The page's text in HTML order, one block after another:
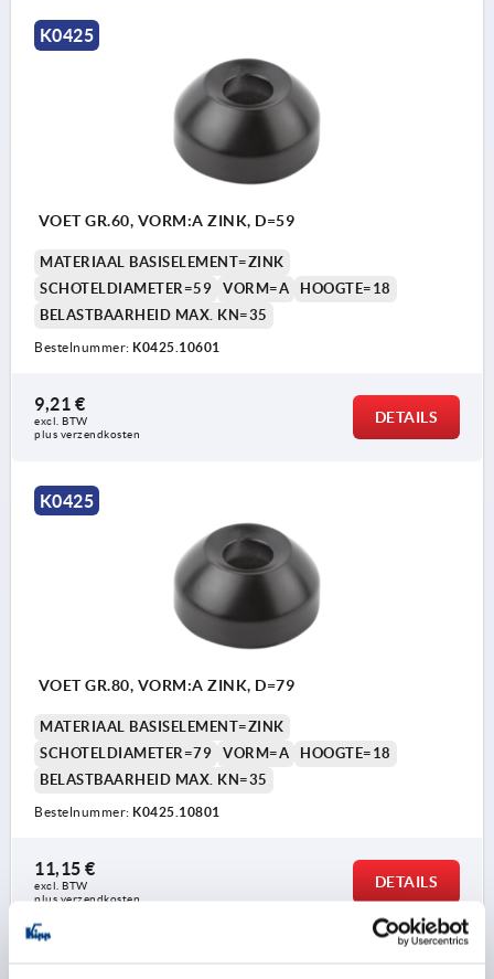
K0425
VOET GR.60, VORM:A ZINK, D=59
MATERIAAL BASISELEMENT=ZINK
SCHOTELDIAMETER=59
VORM=A
HOOGTE=18
BELASTBAARHEID MAX. KN=35
Bestelnummer: K0425.10601
9,21 €
excl. BTW
plus verzendkosten
DETAILS
K0425
VOET GR.80, VORM:A ZINK, D=79
MATERIAAL BASISELEMENT=ZINK
SCHOTELDIAMETER=79
VORM=A
HOOGTE=18
BELASTBAARHEID MAX. KN=35
Bestelnummer: K0425.10801
11,15 €
excl. BTW
plus verzendkosten
DETAILS